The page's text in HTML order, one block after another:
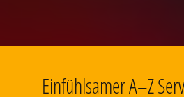
Einfühlsamer A–Z